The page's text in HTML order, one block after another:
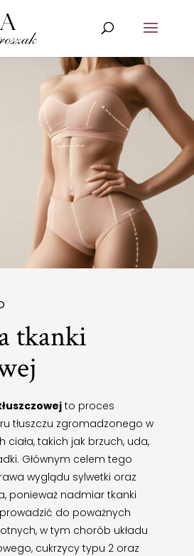
tkanki
to proces
tłuszczu zgromadzonego w
ciała, takich jak brzuch, uda,
Głównym celem tego
wyglądu sylwetki oraz
ponieważ nadmiar tkanki
do poważnych
w tym chorób układu
cukrzycy typu 2 oraz